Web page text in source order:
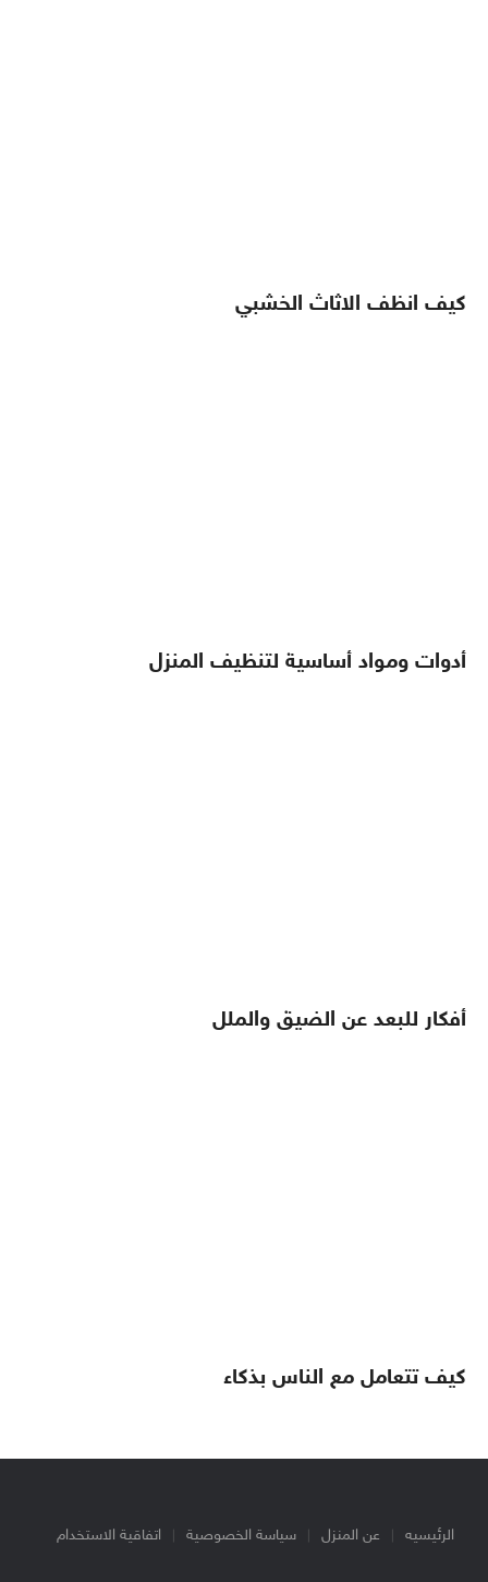
كيف انظف الاثاث الخشبي
أدوات ومواد أساسية لتنظيف المنزل
أفكار للبعد عن الضيق والملل
كيف تتعامل مع الناس بذكاء
الرئيسيه عن المنزل سياسة الخصوصية اتفاقية الاستخدام